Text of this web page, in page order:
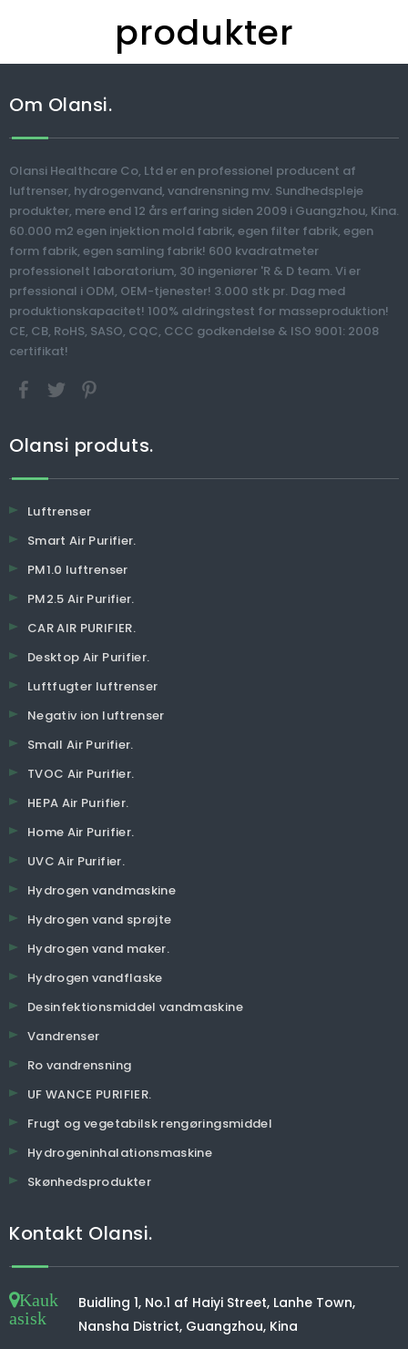
produkter
Hydrogen vand
krukke tumbler
bærbar elektrisk
360ml hydrogen rig
vand ionizer maker
Anti-aging
hydrogen rige
vandflaske
bærbart aktivt
hydrogenvand
Om Olansi.
Olansi Healthcare Co, Ltd er en professionel producent af
luftrenser, hydrogenvand, vandrensning mv. Sundhedspleje
produkter, mere end 12 års erfaring siden 2009 i Guangzhou, Kina.
60.000 m2 egen injektion mold fabrik, egen filter fabrik, egen
form fabrik, egen samling fabrik! 600 kvadratmeter
professionelt laboratorium, 30 ingeniører 'R & D team. Vi er
prfessional i ODM, OEM-tjenester! 3.000 stk pr. Dag med
produktionskapacitet! 100% aldringstest for masseproduktion!
CE, CB, RoHS, SASO, CQC, CCC godkendelse & ISO 9001: 2008
certifikat!
Olansi produts.
Luftrenser
Smart Air Purifier.
PM1.0 luftrenser
PM2.5 Air Purifier.
CAR AIR PURIFIER.
Desktop Air Purifier.
Luftfugter luftrenser
Negativ ion luftrenser
Small Air Purifier.
TVOC Air Purifier.
HEPA Air Purifier.
Home Air Purifier.
UVC Air Purifier.
Hydrogen vandmaskine
Hydrogen vand sprøjte
Hydrogen vand maker.
Hydrogen vandflaske
Desinfektionsmiddel vandmaskine
Vandrenser
Ro vandrensning
UF WANCE PURIFIER.
Frugt og vegetabilsk rengøringsmiddel
Hydrogeninhalationsmaskine
Skønhedsprodukter
Kontakt Olansi.
Kauk
asisk
Buidling 1, No.1 af Haiyi Street, Lanhe Town,
Nansha District, Guangzhou, Kina